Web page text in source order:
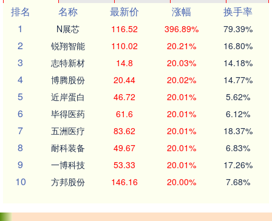
排名
名称 最新价 涨幅
换手率
1
N展芯 116.52 396.89% 79.39%
2 锐翔智能 110.02 20.21% 16.80%
3 志特新材 14.8 20.03% 14.18%
4 博腾股份 20.44 20.02% 14.77%
5 近岸蛋白 46.72 20.01% 5.62%
6 毕得医药 61.6 20.01% 6.12%
7 五洲医疗 83.62 20.01% 18.37%
8 耐科装备 49.67 20.01% 6.83%
9 一博科技 53.33 20.01% 17.26%
10 方邦股份 146.16 20.00% 7.68%